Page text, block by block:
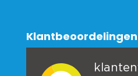
Klantbeoordelingen